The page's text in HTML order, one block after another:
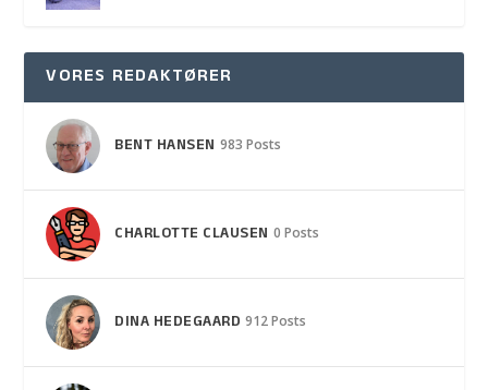
VORES REDAKTØRER
BENT HANSEN 983 Posts
CHARLOTTE CLAUSEN 0 Posts
DINA HEDEGAARD 912 Posts